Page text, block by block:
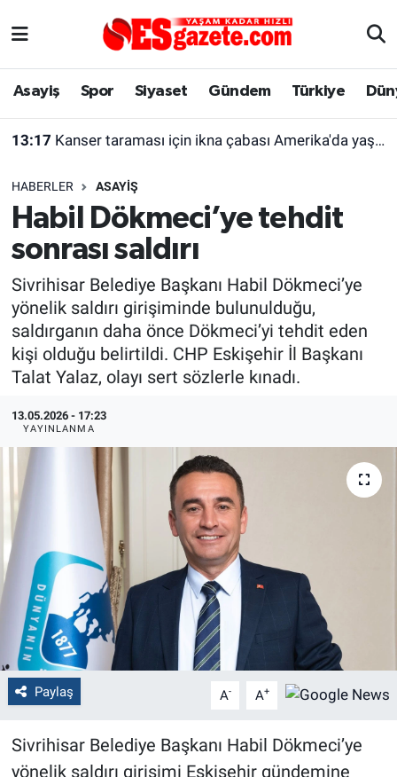
Asayiş Spor Siyaset Gündem Türkiye
13:17 Kanser taraması için ikna çabası Amerika'da yaşayan kadını şaşırttı
HABERLER ASAYIŞ
Habil Dökmeci’ye tehdit
sonrası saldırı
Sivrihisar Belediye Başkanı Habil Dökmeci’ye
yönelik saldırı girişiminde bulunulduğu,
saldırganın daha önce Dökmeci’yi tehdit eden
kişi olduğu belirtildi. CHP Eskişehir İl Başkanı
Talat Yalaz, olayı sert sözlerle kınadı.
13.05.2026 - 17:23
YAYINLANMA
Paylaş A- A+
Sivrihisar Belediye Başkanı Habil Dökmeci’ye
yönelik saldırı girişimi Eskişehir gündemine
Asayiş
Gündem
Türkiye
Dünya
Sağlık
Alış-Veriş/İş dünyası
Yaşam
Eskişehirspor Arşivi
Eskişehir Arşivi
Röportaj
Ekonomi
Kültür Sanat
Politika
Bilecik
Kütahya
Gezi
Genel
Çevre
Yerel
Magazin
Eskişehir Nöbetçi Eczaneler
Süper Lig Puan Durumu ve Fikstür
Tüm Manşetler
Son Dakika Haberleri
Haber Arşivi